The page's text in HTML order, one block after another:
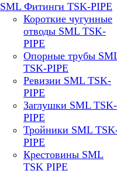
SML Фитинги TSK-PIPE
Короткие чугунные
отводы SML TSK-
PIPE
Опорные трубы
TSK-PIPE
Ревизии SML TSK-
PIPE
Заглушки SML TSK-
PIPE
Тройники SML
PIPE
Крестовины SML
TSK PIPE